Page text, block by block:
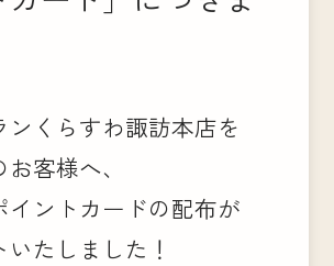
ンくらすわ諏訪本店を
客様へ、
イントカードの配布が
いたしました！